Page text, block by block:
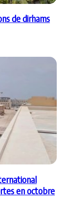
de dirhams
en octobre